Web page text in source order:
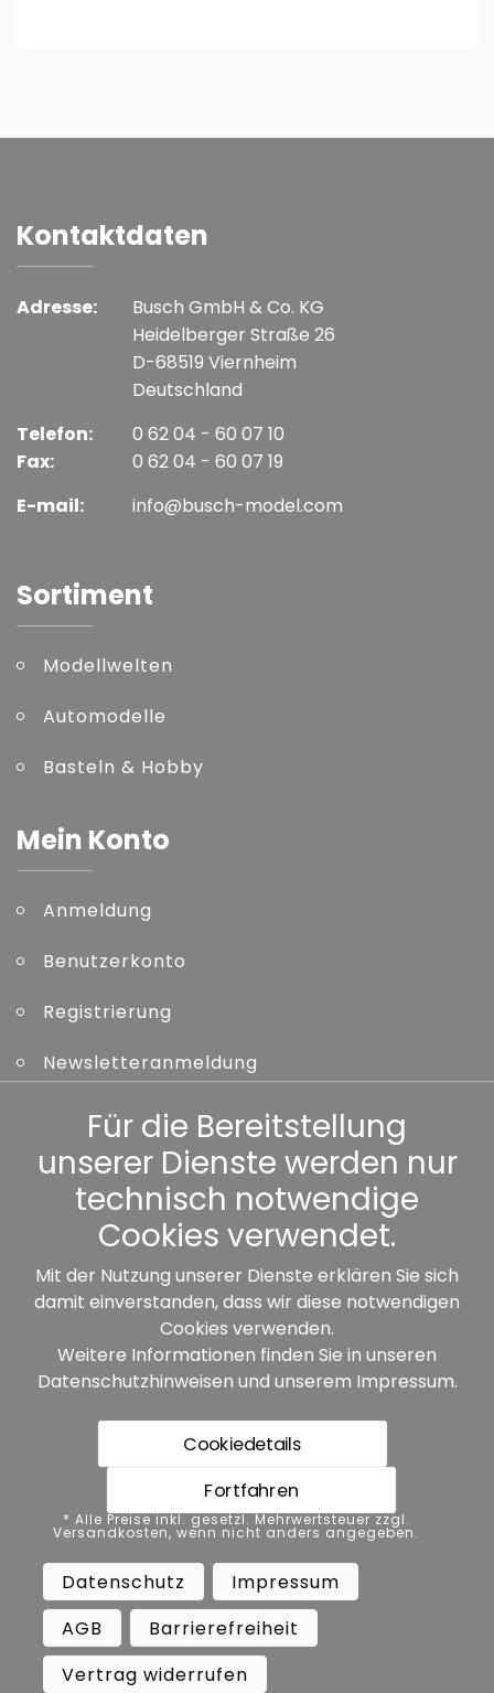
Kontaktdaten
Adresse:
Busch GmbH & Co. KG
Heidelberger Straße 26
D-68519 Viernheim
Deutschland
Telefon:
Fax:
0 62 04 - 60 07 10
0 62 04 - 60 07 19
E-mail:
info@busch-model.com
Sortiment
Modellwelten
Automodelle
Basteln & Hobby
Mein Konto
Anmeldung
Benutzerkonto
Registrierung
Newsletteranmeldung
Kennwort vergessen
Sonstiges
Unsere Partner:
* Alle Preise inkl. gesetzl. Mehrwertsteuer zzgl.
Versandkosten, wenn nicht anders angegeben.
Datenschutz Impressum
Barrierefreiheit
Vertrag widerrufen
Widerrufsbelehrung
Für die Bereitstellung
unserer Dienste werden nur
technisch notwendige
Cookies verwendet.
Mit der Nutzung unserer Dienste erklären Sie sich
damit einverstanden, dass wir diese notwendigen
Cookies verwenden.
Weitere Informationen finden Sie in unseren
Datenschutzhinweisen und unserem Impressum.
Cookiedetails
Fortfahren
* Alle Preise inkl. gesetzl. Mehrwertsteuer zzgl.
Versandkosten, wenn nicht anders angegeben.
Datenschutz
Impressum
AGB
Barrierefreiheit
Vertrag widerrufen